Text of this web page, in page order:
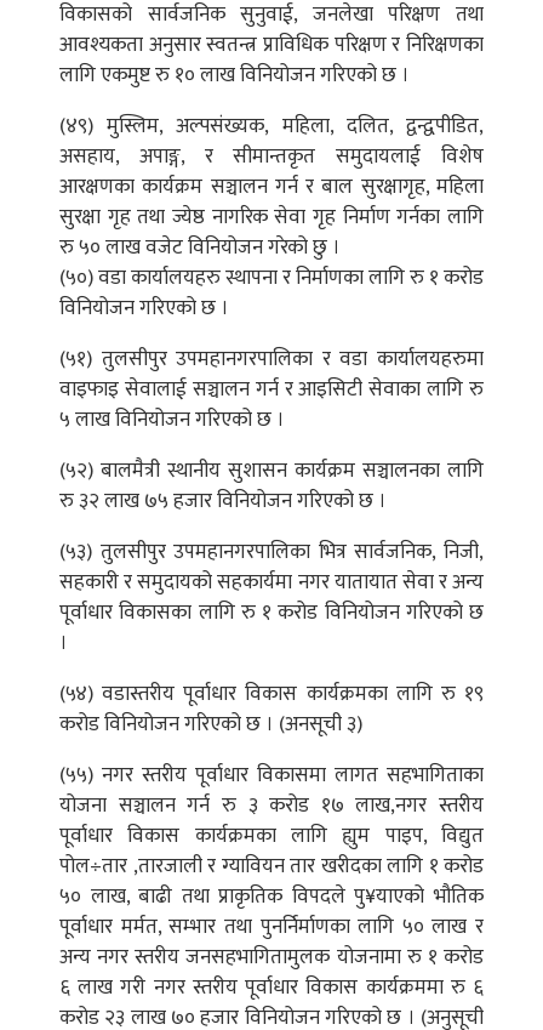
विकासको सार्वजनिक सुनुवाई, जनलेखा परिक्षण तथा
आवश्यकता अनुसार स्वतन्त्र प्राविधिक परिक्षण र निरिक्षणका
लागि एकमुष्ट रु १० लाख विनियोजन गरिएको छ ।
(४९) मुस्लिम, अल्पसंख्यक, महिला, दलित, द्वन्द्वपीडित,
असहाय, अपाङ्ग, र सीमान्तकृत समुदायलाई विशेष
आरक्षणका कार्यक्रम सञ्चालन गर्न र बाल सुरक्षागृह, महिला
सुरक्षा गृह तथा ज्येष्ठ नागरिक सेवा गृह निर्माण गर्नका लागि
रु ५० लाख वजेट विनियोजन गरेको छु ।
(५०) वडा कार्यालयहरु स्थापना र निर्माणका लागि रु १ करोड
विनियोजन गरिएको छ ।
(५१) तुलसीपुर उपमहानगरपालिका र वडा कार्यालयहरुमा
वाइफाइ सेवालाई सञ्चालन गर्न र आइसिटी सेवाका लागि रु
५ लाख विनियोजन गरिएको छ ।
(५२) बालमैत्री स्थानीय सुशासन कार्यक्रम सञ्चालनका लागि
रु ३२ लाख ७५ हजार विनियोजन गरिएको छ ।
(५३) तुलसीपुर उपमहानगरपालिका भित्र सार्वजनिक, निजी,
सहकारी र समुदायको सहकार्यमा नगर यातायात सेवा र अन्य
पूर्वाधार विकासका लागि रु १ करोड विनियोजन गरिएको छ
।
(५४) वडास्तरीय पूर्वाधार विकास कार्यक्रमका लागि रु १९
करोड विनियोजन गरिएको छ । (अनसूची ३)
(५५) नगर स्तरीय पूर्वाधार विकासमा लागत सहभागिताका
योजना सञ्चालन गर्न रु ३ करोड १७ लाख,नगर स्तरीय
पूर्वाधार विकास कार्यक्रमका लागि ह्युम पाइप, विद्युत
पोल÷तार ,तारजाली र ग्यावियन तार खरीदका लागि १ करोड
५० लाख, बाढी तथा प्राकृतिक विपदले पु¥याएको भौतिक
पूर्वाधार मर्मत, सम्भार तथा पुनर्निर्माणका लागि ५० लाख र
अन्य नगर स्तरीय जनसहभागितामुलक योजनामा रु १ करोड
६ लाख गरी नगर स्तरीय पूर्वाधार विकास कार्यक्रममा रु ६
करोड २३ लाख ७० हजार विनियोजन गरिएको छ । (अनुसूची